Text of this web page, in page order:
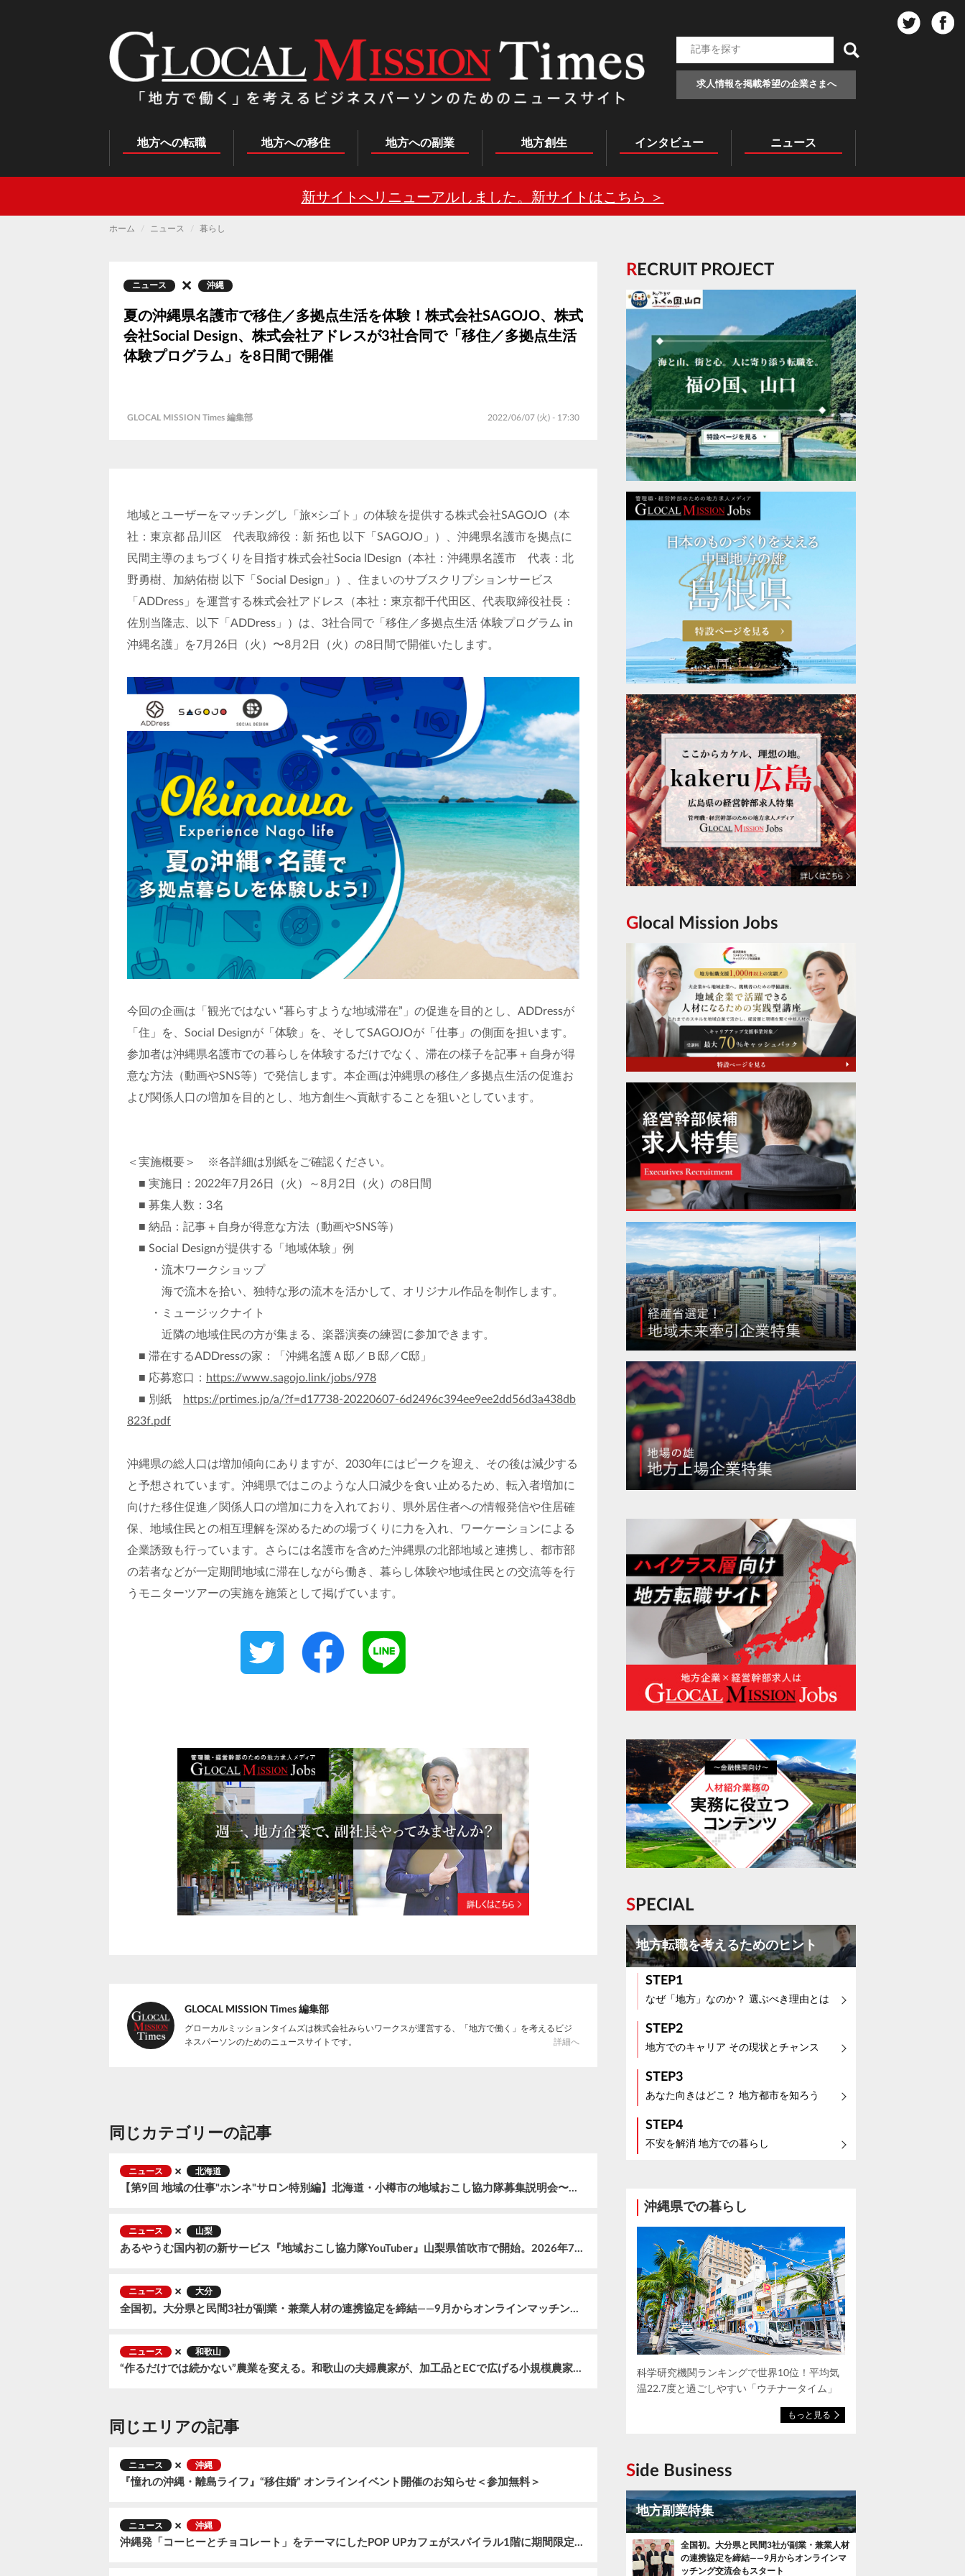
求人情報を掲載希望の企業さまへ
Main
navigation
地方への転職 地方への移住 地方への副業 地方創生 インタビュー ニュース
新サイトへリニューアルしました。新サイトはこちら ＞
ホーム ニュース 暮らし
ニュース 沖縄
夏の沖縄県名護市で移住／多拠点生活を体験！株式会社SAGOJO、株式
会社Social Design、株式会社アドレスが3社合同で「移住／多拠点生活
体験プログラム」を8日間で開催
GLOCAL MISSION Times 編集部 2022/06/07 (火) - 17:30
地域とユーザーをマッチングし「旅×シゴト」の体験を提供する株式会社SAGOJO（本
社：東京都 品川区 代表取締役：新 拓也 以下「SAGOJO」）、沖縄県名護市を拠点に
民間主導のまちづくりを目指す株式会社Socia lDesign（本社：沖縄県名護市 代表：北
野勇樹、加納佑樹 以下「Social Design」）、住まいのサブスクリプションサービス
「ADDress」を運営する株式会社アドレス（本社：東京都千代田区、代表取締役社長：
佐別当隆志、以下「ADDress」）は、3社合同で「移住／多拠点生活 体験プログラム in
沖縄名護」を7月26日（火）〜8月2日（火）の8日間で開催いたします。
今回の企画は「観光ではない “暮らすような地域滞在”」の促進を目的とし、ADDressが
「住」を、Social Designが「体験」を、そしてSAGOJOが「仕事」の側面を担います。
参加者は沖縄県名護市での暮らしを体験するだけでなく、滞在の様子を記事＋自身が得
意な方法（動画やSNS等）で発信します。本企画は沖縄県の移住／多拠点生活の促進お
よび関係人口の増加を目的とし、地方創生へ貢献することを狙いとしています。
＜実施概要＞ ※各詳細は別紙をご確認ください。
■ 実施日：2022年7月26日（火）～8月2日（火）の8日間
■ 募集人数：3名
■ 納品：記事＋自身が得意な方法（動画やSNS等）
■ Social Designが提供する「地域体験」例
・流木ワークショップ
海で流木を拾い、独特な形の流木を活かして、オリジナル作品を制作します。
・ミュージックナイト
近隣の地域住民の方が集まる、楽器演奏の練習に参加できます。
■ 滞在するADDressの家：「沖縄名護Ａ邸／Ｂ邸／C邸」
■ 応募窓口： https://www.sagojo.link/jobs/978
■ 別紙 https://prtimes.jp/a/?f=d17738-20220607-6d2496c394ee9ee2dd56d3a438db
823f.pdf
沖縄県の総人口は増加傾向にありますが、2030年にはピークを迎え、その後は減少する
と予想されています。沖縄県ではこのような人口減少を食い止めるため、転入者増加に
向けた移住促進／関係人口の増加に力を入れており、県外居住者への情報発信や住居確
保、地域住民との相互理解を深めるための場づくりに力を入れ、ワーケーションによる
企業誘致も行っています。さらには名護市を含めた沖縄県の北部地域と連携し、都市部
の若者などが一定期間地域に滞在しながら働き、暮らし体験や地域住民との交流等を行
うモニターツアーの実施を施策として掲げています。
GLOCAL MISSION Times 編集部
グローカルミッションタイムズは株式会社みらいワークスが運営する、「地方で働く」を考えるビジ
ネスパーソンのためのニュースサイトです。
詳細へ
同じカテゴリーの記事
ニュース 北海道
【第9回 地域の仕事"ホンネ"サロン特別編】北海道・小樽市の地域おこし協力隊募集説明会〜まちの未来をつくる３つのミッション〜 を開催、全国から57名が参加
ニュース 山梨
あるやうむ国内初の新サービス『地域おこし協力隊YouTuber』山梨県笛吹市で開始。2026年7月に『森風美』が着任
ニュース 大分
全国初。大分県と民間3社が副業・兼業人材の連携協定を締結——9月からオンラインマッチング交流会もスタート
ニュース 和歌山
“作るだけでは続かない”農業を変える。和歌山の夫婦農家が、加工品とECで広げる小規模農家の可能性
同じエリアの記事
ニュース 沖縄
『憧れの沖縄・離島ライフ』“移住婚” オンラインイベント開催のお知らせ＜参加無料＞
ニュース 沖縄
沖縄発「コーヒーとチョコレート」をテーマにしたPOP UPカフェがスパイラル1階に期間限定オープン。沖縄県産コーヒーの飲み比べ体験や、サトウキビにこだわったチョコレート、やちむん、ローカル誌の販売も。
RECRUIT PROJECT
Glocal Mission Jobs
SPECIAL
地方転職を考えるためのヒント
STEP1
なぜ「地方」なのか？ 選ぶべき理由とは
STEP2
地方でのキャリア その現状とチャンス
STEP3
あなた向きはどこ？ 地方都市を知ろう
STEP4
不安を解消 地方での暮らし
沖縄県での暮らし
科学研究機関ランキングで世界10位！平均気
温22.7度と過ごしやすい「ウチナータイム」
もっと見る
Side Business
地方副業特集
全国初。大分県と民間3社が副業・兼業人材
の連携協定を締結——9月からオンラインマ
ッチング交流会もスタート